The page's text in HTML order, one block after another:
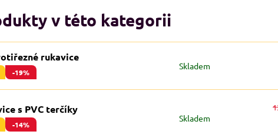
v této kategorii
rukavice
-19%
Skladem
s PVC terčíky
-14%
Skladem